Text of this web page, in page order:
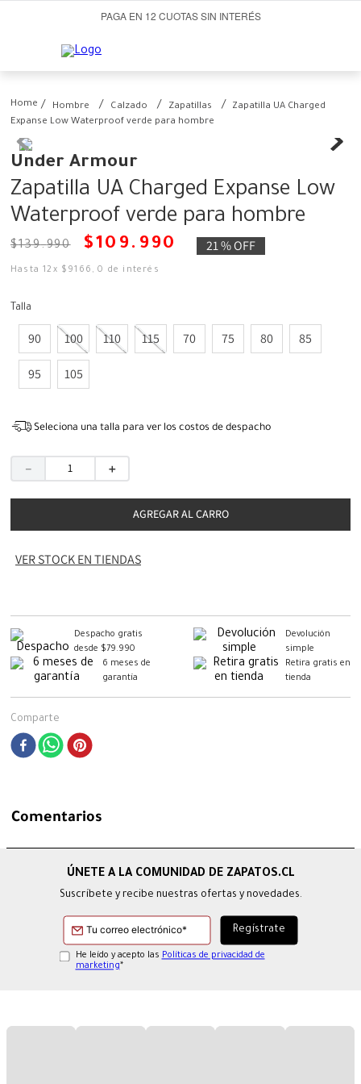
PAGA EN 12 CUOTAS SIN INTERÉS
Hombre Calzado Zapatillas
Zapatilla UA Charged
Expanse Low Waterproof verde para hombre
Under Armour
Zapatilla UA Charged Expanse Low
Waterproof verde para hombre
$139.990 $109 . 990 21 %OFF
Hasta12 x $ 9166 ,0 de interés
Talla
90 100 110 115 70 75 80 85
95 105
Seleciona una talla para ver los costos de despacho
＋
－
AGREGAR AL CARRO
VER STOCK EN TIENDAS
Despacho gratis
desde $79.990
Devolución
simple
6 meses de
garantía
Retira gratis en
tienda
Comparte
Comentarios
Suscríbete y recibe nuestras ofertas y novedades.
He leído y acepto las Políticas de privacidad de
marketing*